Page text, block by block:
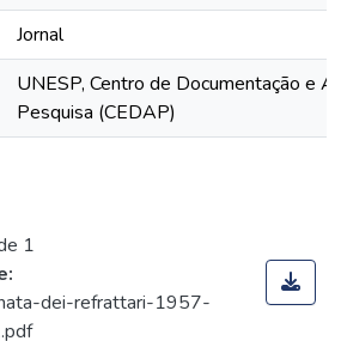
Jornal
UNESP, Centro de Documentação e
Pesquisa (CEDAP)
1
dei-refrattari-1957-